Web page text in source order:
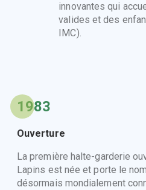
innovantes qui
valides et des
IMC).
1983
Ouverture
La première halte-garderie
Lapins est née et porte le
désormais mondialement